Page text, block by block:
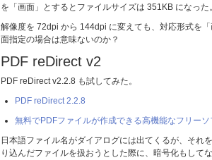
を「画面」とするとファイルサイズは 351KB になった。
解像度を 72dpi から 144dpi に変えても、対応形式を
面指定の場合は意味ないのか？
PDF reDirect v2
PDF reDirect v2.2.8 も試してみた。
PDF reDirect 2.2.8
無料でPDFファイルが作成できる高機能なフリー
日本語ファイル名がダイアログには出てくるが、それ
り込んだファイルを扱おうとした際に、暗号化もして